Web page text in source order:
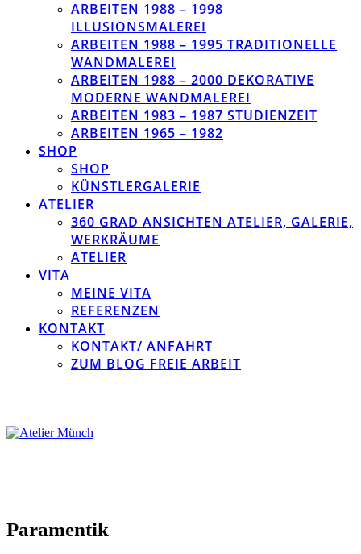
ARBEITEN 1988 – 1998
ILLUSIONSMALEREI
ARBEITEN 1988 – 1995 TRADITIONELLE
WANDMALEREI
ARBEITEN 1988 – 2000 DEKORATIVE
MODERNE WANDMALEREI
ARBEITEN 1983 – 1987 STUDIENZEIT
ARBEITEN 1965 – 1982
SHOP
SHOP
KÜNSTLERGALERIE
ATELIER
360 GRAD ANSICHTEN ATELIER, GALERIE,
WERKRÄUME
ATELIER
VITA
MEINE VITA
REFERENZEN
KONTAKT
KONTAKT/ ANFAHRT
ZUM BLOG FREIE ARBEIT
Paramentik